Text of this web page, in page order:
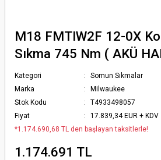
M18 FMTIW2F 12-0X
Sıkma 745 Nm ( AKÜ
Kategori
Somun Sıkmalar
Marka
Milwaukee
Stok Kodu
T4933498057
Fiyat
17.839,34 EUR + KDV
*1.174.690,68 TL den başlayan taksitlerle!
1.174.691 TL